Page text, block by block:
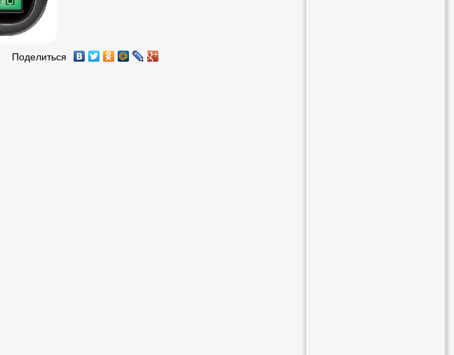
Поделиться